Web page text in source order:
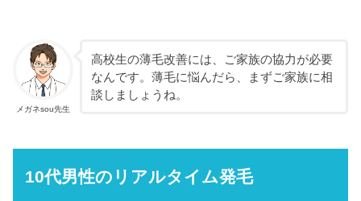
メガネsou先生
高校生の薄毛改善には、ご家族の協力が必要
なんです。薄毛に悩んだら、まずご家族に相
談しましょうね。
10代男性のリアルタイム発毛